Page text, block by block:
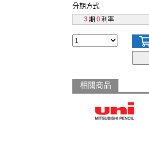
分期方式
3 期 0 利率
相關商品